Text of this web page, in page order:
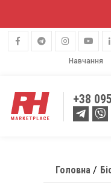
Навчання
+38
Головна